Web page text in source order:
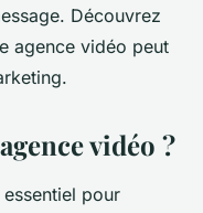
Découvrez
agence vidéo peut
vidéo ?
pour